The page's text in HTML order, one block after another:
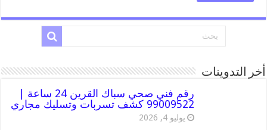
أخر التدوينات
رقم فني صحي سباك القرين 24 ساعة |
99009522 كشف تسربات وتسليك مجاري
يوليو 4, 2026